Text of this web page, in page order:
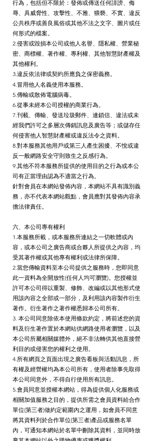
行為，包括但不限於：發佈或傳送任何誹謗、侮
辱、具威脅性、攻擊性、不雅、猥褻、不實、違反
公共秩序或善良風俗或其他不法之文字、圖片或任
何形式的檔案。
2.侵害或毀損本公司或他人名譽、隱私權、營業秘
密、商標權、著作權、專利權、其他智慧財產權及
其他權利。
3.違反依法律或契約所應負之保密義務。
4.冒用他人名義使用本服務。
5.傳輸或散佈電腦病毒。
6.從事未經本公司授權的商業行為。
7.刊載、傳輸、發送垃圾郵件、連鎖信、違法或未
經我們許可之多層次傳銷訊息及廣告等；或儲存任
何侵害他人智慧財產權或違反法令之資料。
8.對本服務其他用戶或第三人產生困擾、不悅或違
反一般網路安全守則致生之反感行為。
9.其他不符本服務所提供的使用目的之行為或本公
司有正當理由認為不適當之行為。
針對會員在本網站發佈內容，本網站不具有識別義
務，亦不代表本網站觀點，會員應對其發佈內容承
擔法律責任。
六、本公司專有權利
1.本服務所載，或本服務所連結之一切軟體或內
容，或本公司之廣告商或合夥人所提供之內容，均
受其著作權或其他專有權利或法律所保障。
2.當您傳輸資料至本公司提供之服務時，您即同意
此一資料為全開放性(任何人均可瀏覽)。您授權並
許可本公司得以重製、修飾、改編或以其他形式使
用該內容之全部或一部分，及利用該內容製作衍生
著作。衍生著作之著作權悉歸本公司所有。
3. 本公司同意除依本使用條款約定，將前述您的資
料及衍生著作置於本網站供網路使用者瀏覽，以及
本公司所屬相關媒體外，絕不非法轉供其他直接營
利目的或侵害您的權利之使用。
4.所有網頁之頁面出現之廣告看板與活動訊息，所
有權及經營權均為本公司所有，使用者除事先取得
本公司同意外，不得自行使用所有訊息。
5.會員同意並授權本網站，得為提供個人化服務或
相關加值服務之目的，提供所需之會員資料給合作
單位(第三者)做約定範圍內之運用，如會員不同意
將其資料列於合作單位(第三者)產品或服務名單
內，可通知本網站於名單中刪除其資料，並同時放